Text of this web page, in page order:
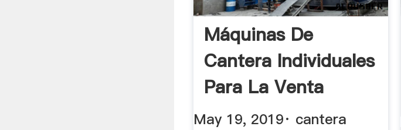
Máquinas De
Cantera Individuales
Para La Venta
YouTube
May 19, 2019· cantera